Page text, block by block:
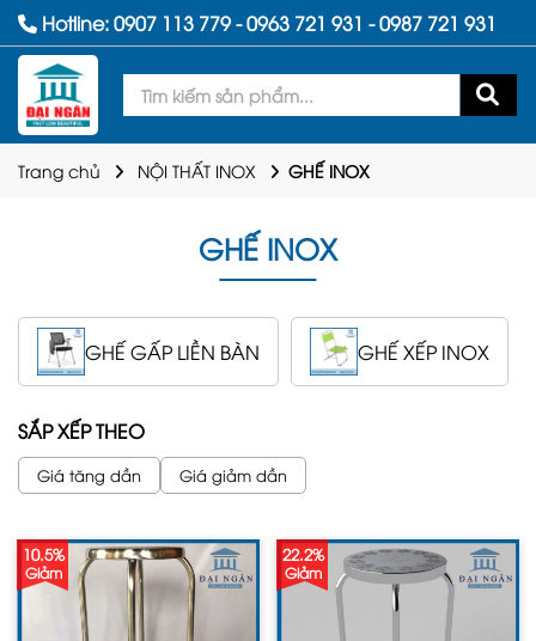
Hotline:0907 113 779-0963 721 931 -0987 721 931
Trang chủ NỘI THẤT INOX GHẾ INOX
GHẾ INOX
GHẾ GẤP LIỀN BÀN GHẾ XẾP INOX
SẮP XẾP THEO
Giá tăng dần Giá giảm dần
10.5%
Giảm
22.2%
Giảm